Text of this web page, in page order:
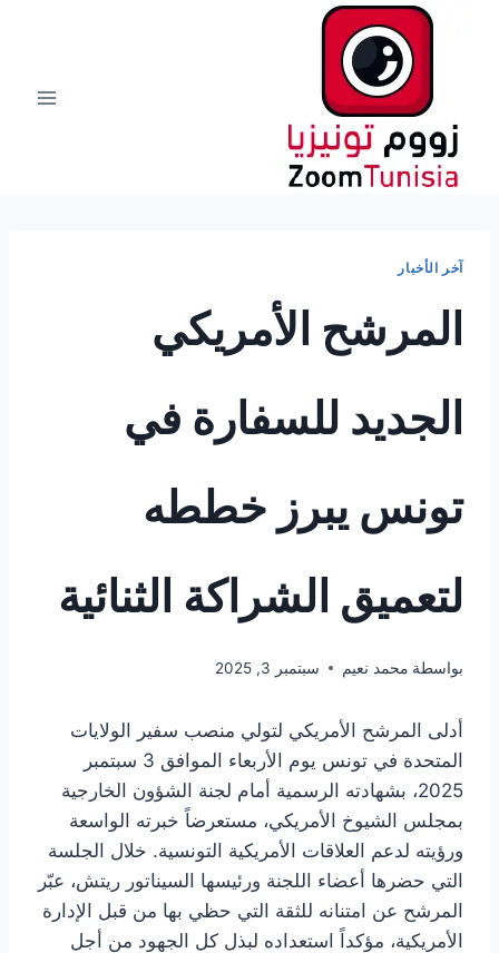
آخر الأخبار
المرشح الأمريكي
الجديد للسفارة في
تونس يبرز خططه
لتعميق الشراكة الثنائية
بواسطة محمد نعيم سبتمبر 3, 2025
أدلى المرشح الأمريكي لتولي منصب سفير الولايات
المتحدة في تونس يوم الأربعاء الموافق 3 سبتمبر
2025، بشهادته الرسمية أمام لجنة الشؤون الخارجية
بمجلس الشيوخ الأمريكي، مستعرضاً خبرته الواسعة
ورؤيته لدعم العلاقات الأمريكية التونسية. خلال الجلسة
التي حضرها أعضاء اللجنة ورئيسها السيناتور ريتش، عبّر
المرشح عن امتنانه للثقة التي حظي بها من قبل الإدارة
الأمريكية، مؤكداً استعداده لبذل كل الجهود من أجل